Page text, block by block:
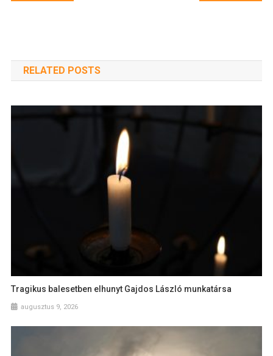
RELATED POSTS
Tragikus balesetben elhunyt Gajdos László munkatársa
augusztus 9, 2026